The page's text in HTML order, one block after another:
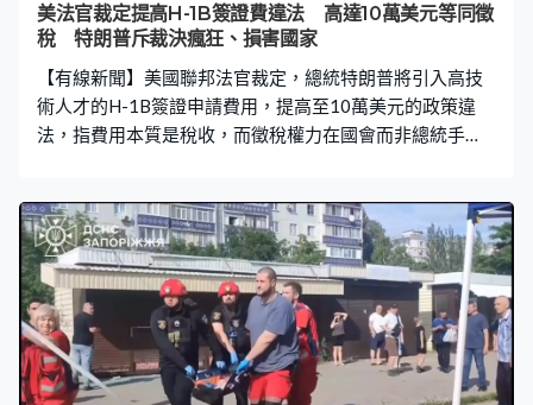
美法官裁定提高H-1B簽證費違法 高達10萬美元等同徵
稅 特朗普斥裁決瘋狂、損害國家
【有線新聞】美國聯邦法官裁定，總統特朗普將引入高技
術人才的H-1B簽證申請費用，提高至10萬美元的政策違
法，指費用本質是稅收，而徵稅權力在國會而非總統手
的H-1B工作簽證費用提高至10萬美元，比原來的費用高
20至50倍，觸發20名民主黨州檢察長入稟挑戰。 波士頓
地區法官索羅金周一就案件頒布42頁書面判詞，裁定措施
違法，認同控方指大幅提高H-1B簽證費用無論本質或用途
都等同徵稅，不認為是辯方所定義的「監管費用」，或引
用案例中的「罰款」，裁定特朗普政府未經國會授權而徵
稅，國務院和公民及移民服務局不得執行政策。 法官又在